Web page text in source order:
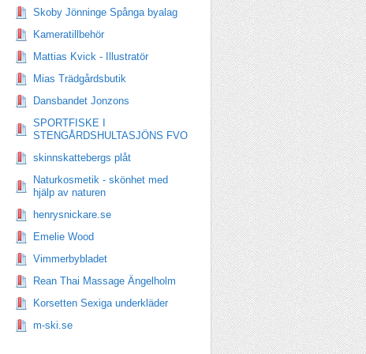
Skoby Jönninge Spånga byalag
Kameratillbehör
Mattias Kvick - Illustratör
Mias Trädgårdsbutik
Dansbandet Jonzons
SPORTFISKE I
STENGÅRDSHULTASJÖNS FVO
skinnskattebergs plåt
Naturkosmetik - skönhet med
hjälp av naturen
henrysnickare.se
Emelie Wood
Vimmerbybladet
Rean Thai Massage Ängelholm
Korsetten Sexiga underkläder
m-ski.se